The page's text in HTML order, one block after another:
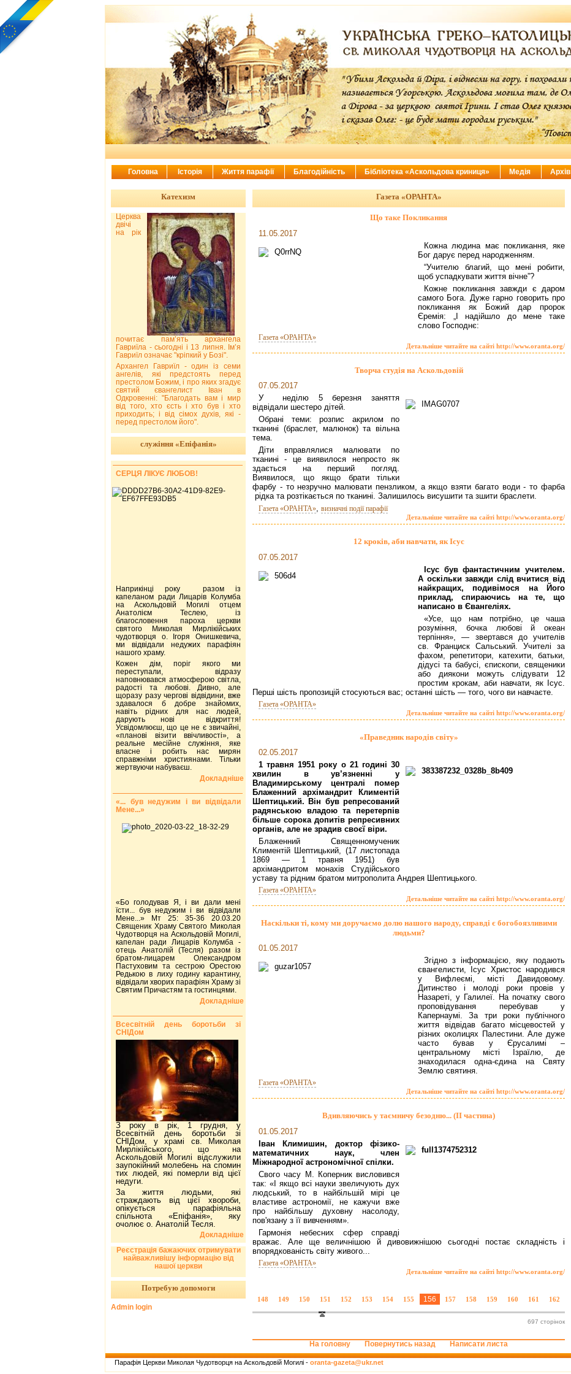
Газета «ОРАНТА»
Що таке Покликання
11.05.2017
Кожна людина має покликання, яке
Бог дарує перед народженням.
“Учителю благий, що мені робити,
щоб успадкувати життя вічне”?
Кожне покликання завжди є даром
самого Бога. Дуже гарно говорить про
покликання як Божий дар пророк
Єремія: „І надійшло до мене таке
слово Господнє:
Газета «ОРАНТА»
Детальніше читайте на сайті http://www.oranta.org/
Творча студія на Аскольдовій
07.05.2017
У неділю 5 березня заняття
відвідали шестеро дітей.
Обрані теми: розпис акрилом по
тканині (браслет, малюнок) та вільна
тема.
Діти вправлялися малювати по
тканині - це виявилося непросто як
здається на перший погляд.
Виявилося, що якщо брати тільки
фарбу - то незручно малювати пензликом, а якщо взяти багато води - то фарба
рідка та розтікається по тканині. Залишилось висушити та зшити браслети.
Газета «ОРАНТА», визначні події парафії
Детальніше читайте на сайті http://www.oranta.org/
12 кроків, аби навчати, як Ісус
07.05.2017
Ісус був фантастичним учителем.
А оскільки завжди слід вчитися від
найкращих, подивімося на Його
приклад, спираючись на те, що
написано в Євангеліях.
«Усе, що нам потрібно, це чаша
розуміння, бочка любові й океан
терпіння», — звертався до учителів
св. Франциск Сальський. Учителі за
фахом, репетитори, катехити, батьки,
дідусі та бабусі, єпископи, священики
або диякони можуть слідувати 12
простим крокам, аби навчати, як Ісус.
Перші шість пропозицій стосуються вас; останні шість — того, чого ви навчаєте.
Газета «ОРАНТА»
Детальніше читайте на сайті http://www.oranta.org/
«Праведник народів світу»
02.05.2017
1 травня 1951 року о 21 годині 30
хвилин в ув’язненні у
Владимирському централі помер
Блаженний архімандрит Климентій
Шептицький. Він був репресований
радянською владою та перетерпів
більше сорока допитів репресивних
органів, але не зрадив своєї віри.
Блаженний Священномученик
Климентій Шептицький, (17 листопада
1869 — 1 травня 1951) був
архімандритом монахів Студійського
уставу та рідним братом митрополита Андрея Шептицького.
Газета «ОРАНТА»
Детальніше читайте на сайті http://www.oranta.org/
Наскільки ті, кому ми доручаємо долю нашого народу, справді є богобоязливими
людьми?
01.05.2017
Згідно з інформацією, яку подають
євангелисти, Ісус Христос народився
у Вифлеємі, місті Давидовому.
Дитинство і молоді роки провів у
Назареті, у Галилеї. На початку свого
проповідування перебував у
Капернаумі. За три роки публічного
життя відвідав багато місцевостей у
різних околицях Палестини. Але дуже
часто бував у Єрусалимі –
центральному місті Ізраїлю, де
знаходилася одна-єдина на Святу
Землю святиня.
Газета «ОРАНТА»
Детальніше читайте на сайті http://www.oranta.org/
Вдивляючись у таємничу безодню... (ІІ частина)
01.05.2017
Іван Климишин, доктор фізико-
математичних наук, член
Міжнародної астрономічної спілки.
Свого часу М. Коперник висловився
так: «І якщо всі науки звеличують дух
людський, то в найбільшій мірі це
властиве астрономії, не кажучи вже
про найбільшу духовну насолоду,
пов'язану з її вивченням».
Гармонія небесних сфер справді
вражає. Але ще величнішою й дивовижнішою сьогодні постає складність і
впорядкованість світу живого...
Газета «ОРАНТА»
Детальніше читайте на сайті http://www.oranta.org/
148 149 150 151 152 153 154 155 156 157 158 159 160 161 162
697 сторінок
Катехизм
Церква
двічі
на рік
почитає пам’ять архангела
Гавриїла - сьогодні і 13 липня. Ім’я
Гавриїл означає "кріпкий у Бозі".
Архангел Гавриїл - один із семи
ангелів, які предстоять перед
престолом Божим, і про яких згадує
святий євангелист Іван в
Одкровенні: "Благодать вам і мир
від того, хто єсть і хто був і хто
приходить; і від сімох духів, які -
перед престолом його".
служіння «Епіфанія»
СЕРЦЯ ЛІКУЄ ЛЮБОВ!
Наприкінці року разом із
капеланом ради Лицарів Колумба
на Аскольдовій Могилі отцем
Анатолієм Теслею, із
благословення пароха церкви
святого Миколая Мирлікійських
чудотворця о. Ігоря Онишкевича,
ми відвідали недужих парафіян
нашого храму.
Кожен дім, поріг якого ми
переступали, відразу
наповнювався атмосферою світла,
радості та любові. Дивно, але
щоразу разу чергові відвідини, вже
здавалося б добре знайомих,
навіть рідних для нас людей,
дарують нові відкриття!
Усвідомлюєш, що це не є звичайні,
«планові візити ввічливості», а
реальне месійне служіння, яке
власне і робить нас мирян
справжніми християнами. Тільки
жертвуючи набуваєш.
Докладніше
«... був недужим і ви відвідали
Мене...»
«Бо голодував Я, і ви дали мені
їсти... був недужим і ви відвідали
Мене...» Мт 25: 35-36 20.03.20
Священик Храму Святого Миколая
Чудотворця на Аскольдовій Могилі,
капелан ради Лицарів Колумба -
отець Анатолій (Тесля) разом із
братом-лицарем Олександром
Пастуховим та сестрою Орестою
Редькою в лиху годину карантину,
відвідали хворих парафіян Храму зі
Святим Причастям та гостинцями.
Докладніше
Всесвітній день боротьби зі
СНІДом
З року в рік, 1 грудня, у
Всесвітній день боротьби зі
СНІДом, у храмі св. Миколая
Мирлікійського, що на
Аскольдовій Могилі відслужили
заупокійний молебень на спомин
тих людей, які померли від цієї
недуги.
За життя людьми, які
страждають від цієї хвороби,
опікується парафіяльна
спільнота «Епіфанія», яку
очолює о. Анатолій Тесля.
Докладніше
Реєстрація бажаючих отримувати
найважливішу інформацію від
нашої церкви
Потребую допомоги
Admin login
На головну Повернутись назад Написати листа
Парафія Церкви Миколая Чудотворця на Аскольдовій Могилі - oranta-gazeta@ukr.net
Головна Історія Життя парафії Благодійність Бібліотека «Аскольдова криниця» Медія Архів